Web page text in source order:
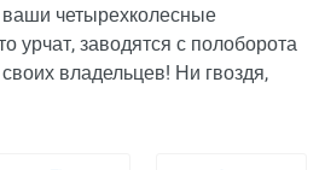
ваши четырехколесные
урчат, заводятся с полоборота
владельцев! Ни гвоздя,